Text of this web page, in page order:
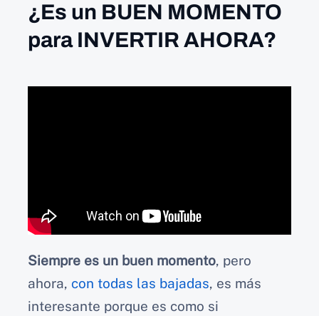
¿Es un BUEN MOMENTO
para INVERTIR AHORA?
Siempre es un buen momento, pero
ahora, con todas las bajadas, es más
interesante porque es como si